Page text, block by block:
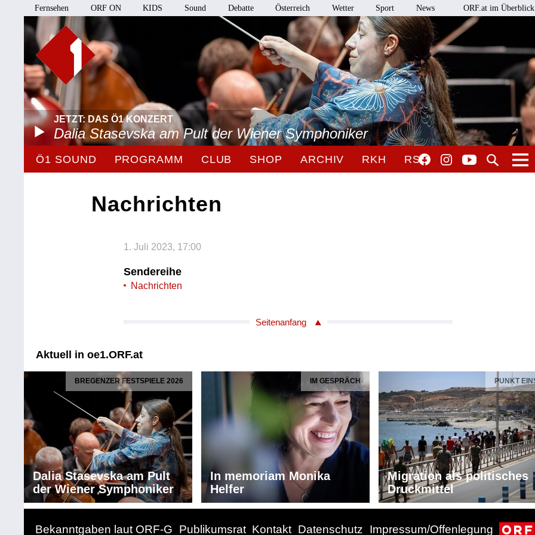
Fernsehen ORF ON KIDS Sound Debatte Österreich Wetter Sport News ORF.at im Überblick
JETZT: DAS Ö1 KONZERT
Dalia Stasevska am Pult der Wiener Symphoniker
Ö1 SOUND PROGRAMM CLUB SHOP ARCHIV RKH RSO
Nachrichten
1. Juli 2023, 17:00
Sendereihe
Nachrichten
Seitenanfang
Aktuell in oe1.ORF.at
BREGENZER FESTSPIELE 2026
Dalia Stasevska am Pult
der Wiener Symphoniker
IM GESPRÄCH
In memoriam Monika
Helfer
PUNKT
Migration als politisches
Druckmittel
Bekanntgaben laut ORF-G Publikumsrat Kontakt Datenschutz Impressum/Offenlegung